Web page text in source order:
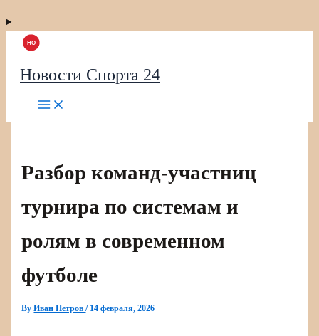
Новости Спорта 24
Разбор команд-участниц
турнира по системам и
ролям в современном
футболе
ByИван Петров/ 14 февраля, 2026